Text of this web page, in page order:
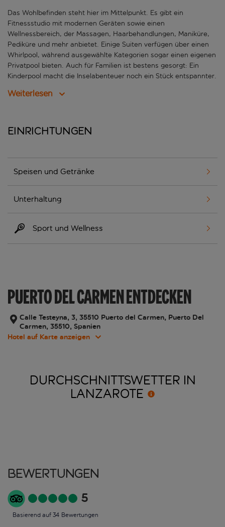
Das Wohlbefinden steht hier im Mittelpunkt. Es gibt ein
Fitnessstudio mit modernen Geräten sowie einen
Wellnessbereich, der Massagen, Haarbehandlungen, Maniküre,
Pediküre und mehr anbietet. Einige Suiten verfügen über einen
Whirlpool, während ausgewählte Kategorien sogar einen eigenen
Privatpool bieten. Auch für Familien ist bestens gesorgt: Ein
Kinderpool macht die Inselabenteuer noch ein Stück entspannter.
Weiterlesen
Einrichtungen
Speisen und Getränke
Unterhaltung
Sport und Wellness
PUERTO DEL CARMEN ENTDECKEN
Calle Testeyna, 3, 35510 Puerto del Carmen, Puerto Del
Carmen, 35510, Spanien
Hotel auf Karte anzeigen
DURCHSCHNITTSWETTER IN
LANZAROTE
Bewertungen
5
Basierend auf 34 Bewertungen